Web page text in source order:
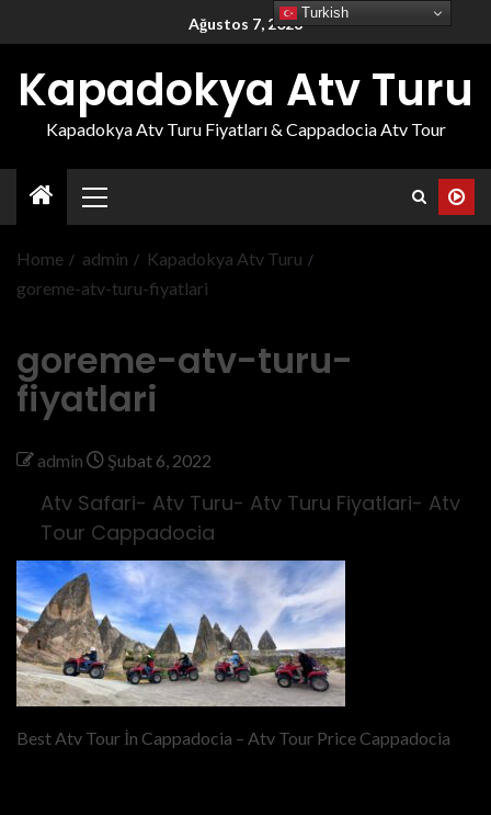
Ağustos 7, 2026
Kapadokya Atv Turu
Kapadokya Atv Turu Fiyatları & Cappadocia Atv Tour
Home admin
Kapadokya Atv Turu
goreme-atv-turu-fiyatlari
goreme-atv-turu-
fiyatlari
admin Şubat 6, 2022
Atv Safari- Atv Turu- Atv Turu Fiyatlari- Atv
Tour Cappadocia
Best Atv Tour İn Cappadocia – Atv Tour Price Cappadocia
Turkish